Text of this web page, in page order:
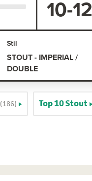
10-12
Stil
STOUT - IMPERIAL /
DOUBLE
(186) Top 10 Stout